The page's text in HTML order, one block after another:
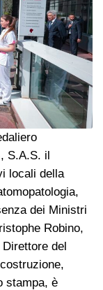
S.A.S. il
locali della
dei Ministri
Robino,
del
stampa, è